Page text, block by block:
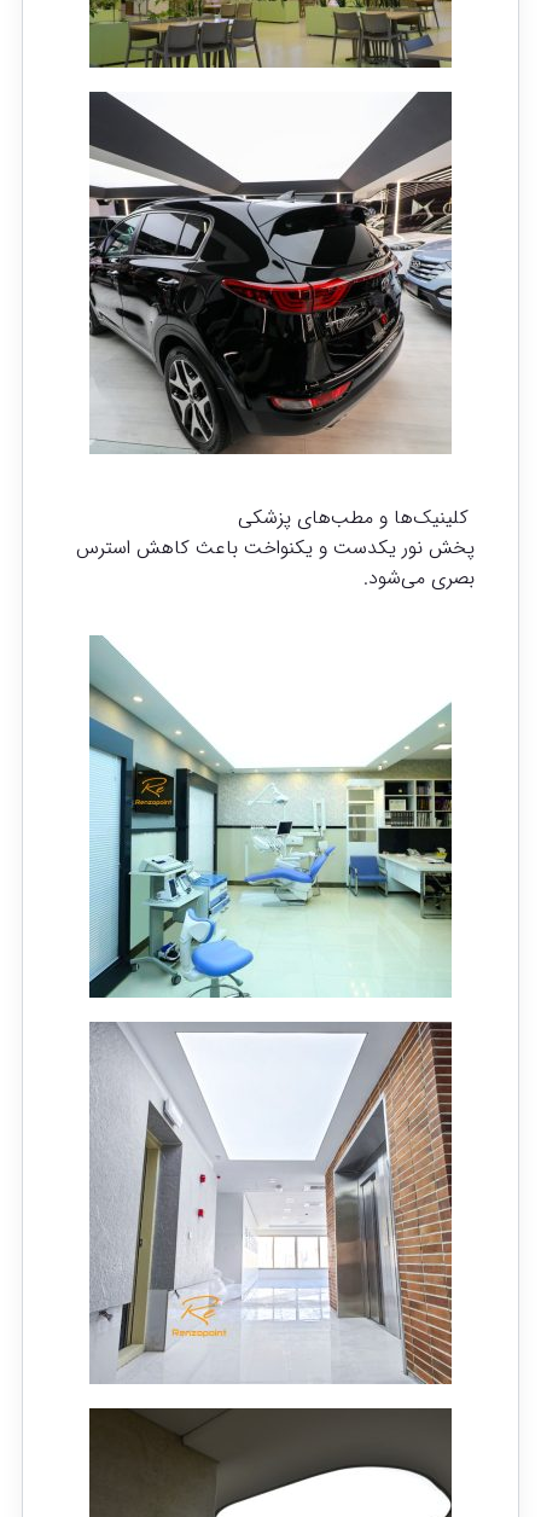
کلینیک‌ها و مطب‌های پزشکی
پخش نور یکدست و یکنواخت باعث کاهش استرس
بصری می‌شود.